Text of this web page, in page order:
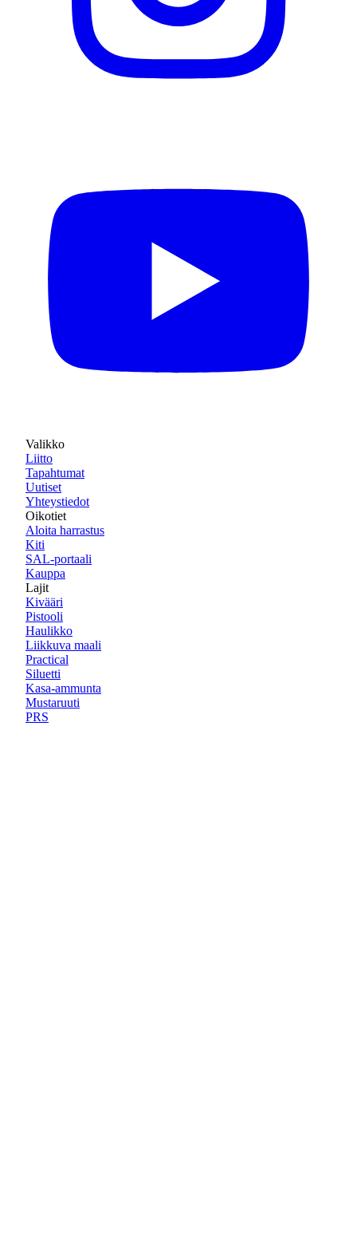
Valikko
Liitto
Tapahtumat
Uutiset
Yhteystiedot
Oikotiet
Aloita harrastus
Kiti
SAL-portaali
Kauppa
Lajit
Kivääri
Pistooli
Haulikko
Liikkuva maali
Practical
Siluetti
Kasa-ammunta
Mustaruuti
PRS